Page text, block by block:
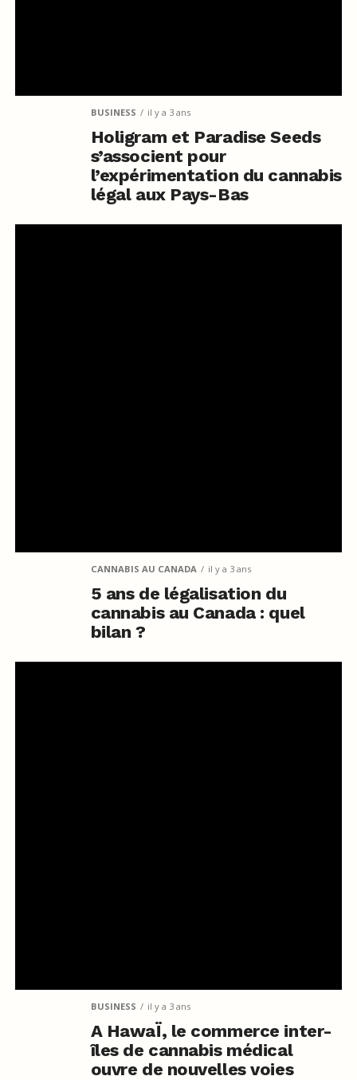
BUSINESS il y a 3 ans
Holigram et Paradise Seeds
s’associent pour
l’expérimentation du cannabis
légal aux Pays-Bas
CANNABIS AU CANADA il y a 3 ans
5 ans de légalisation du
cannabis au Canada : quel
bilan ?
BUSINESS il y a 3 ans
A HawaÏ, le commerce inter-
îles de cannabis médical
ouvre de nouvelles voies